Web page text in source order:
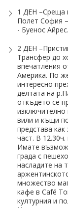
Нова година
Великден 2026
ЕКЗОТИКА
Екзотични
КРУИЗИ
САМОЛЕТНИ
ХОТЕЛИ
Хотели в България
Хотели в чужбина
ЕЗИКОВО
1 ДЕН –Среща
Полет София
- Буенос Айрес.
2 ДЕН
Трансфер до
впечатления
Америка. По
интересно
делтата на
откъдето се
изключително
вили и къщи
представа
част. В
Имате
града с
насладите на
множество
кафе в Café
културния и